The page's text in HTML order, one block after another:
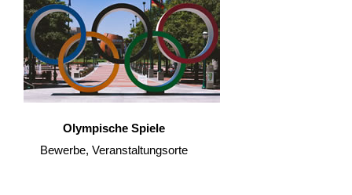
Olympische Spiele
Bewerbe, Veranstaltungsorte